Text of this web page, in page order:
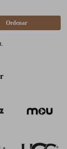
Ordenar